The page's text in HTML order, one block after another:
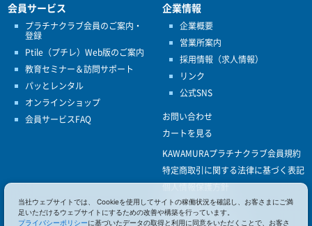
会員サービス
プラチナクラブ会員のご案内・
登録
Ptile（プチレ）Web版のご案内
教育セミナー＆訪問サポート
パッとレンタル
オンラインショップ
会員サービスFAQ
企業情報
企業概要
営業所案内
採用情報（求人情報）
リンク
公式SNS
お問い合わせ
カートを見る
KAWAMURAプラチナクラブ会員規約
特定商取引に関する法律に基づく表記
個人情報保護方針
ISO9001
健康経営優良法人認定
当社ウェブサイトでは、 Cookieを使用してサイトの稼働状況を確認し、お客さまにご満
足いただけるウェブサイトにするための改善や構築を行っています。
プライバシーポリシーに基づいたデータの取得と利用に同意をいただくことで、お客さ